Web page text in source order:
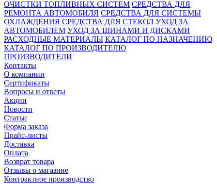
ОЧИСТКИ ТОПЛИВНЫХ СИСТЕМ СРЕДСТВА ДЛЯ
РЕМОНТА АВТОМОБИЛЯ СРЕДСТВА ДЛЯ СИСТЕМЫ
ОХЛАЖДЕНИЯ СРЕДСТВА ДЛЯ СТЕКОЛ УХОД ЗА
АВТОМОБИЛЕМ УХОД ЗА ШИНАМИ И ДИСКАМИ
РАСХОДНЫЕ МАТЕРИАЛЫ КАТАЛОГ ПО НАЗНАЧЕНИЮ
КАТАЛОГ ПО ПРОИЗВОДИТЕЛЮ
ПРОИЗВОДИТЕЛИ
Контакты
О компании
Сертификаты
Вопросы и ответы
Акции
Новости
Статьи
Форма заказа
Прайс-листы
Доставка
Оплата
Возврат товара
Отзывы о магазине
Контрактное производство